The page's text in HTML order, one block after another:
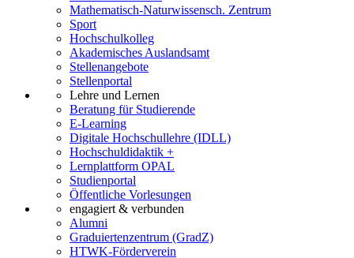
Mathematisch-Naturwissensch. Zentrum
Sport
Hochschulkolleg
Akademisches Auslandsamt
Stellenangebote
Stellenportal
Lehre und Lernen
Beratung für Studierende
E-Learning
Digitale Hochschullehre (IDLL)
Hochschuldidaktik +
Lernplattform OPAL
Studienportal
Öffentliche Vorlesungen
engagiert & verbunden
Alumni
Graduiertenzentrum (GradZ)
HTWK-Förderverein